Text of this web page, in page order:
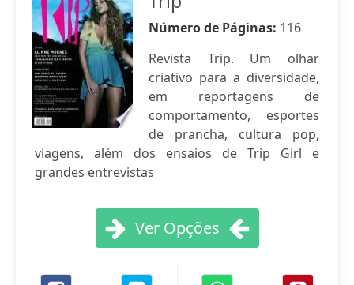
Número de Páginas: 116
Revista Trip. Um olhar
criativo para a diversidade,
em reportagens de
comportamento, esportes
de prancha, cultura pop,
viagens, além dos ensaios de Trip Girl e
grandes entrevistas
Ver Opções